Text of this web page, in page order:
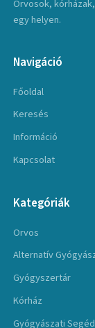
Orvosok,
egy helyen.
Navigáció
Főoldal
Keresés
Információ
Kapcsolat
Kategóriák
Orvos
Alternatív
Gyógyszertár
Kórház
Gyógyászati